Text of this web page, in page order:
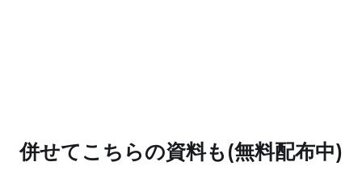
併せてこちらの資料も(無料配布中)